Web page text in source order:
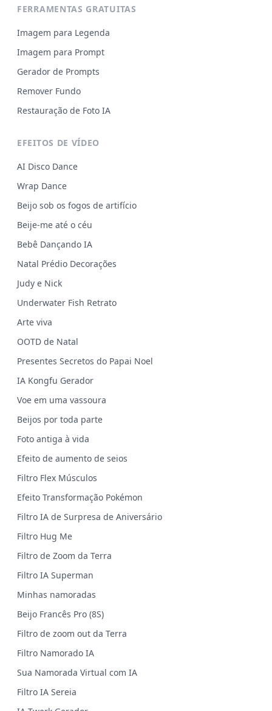
FERRAMENTAS GRATUITAS
Imagem para Legenda
Imagem para Prompt
Gerador de Prompts
Remover Fundo
Restauração de Foto IA
EFEITOS DE VÍDEO
AI Disco Dance
Wrap Dance
Beijo sob os fogos de artifício
Beije-me até o céu
Bebê Dançando IA
Natal Prédio Decorações
Judy e Nick
Underwater Fish Retrato
Arte viva
OOTD de Natal
Presentes Secretos do Papai Noel
IA Kongfu Gerador
Voe em uma vassoura
Beijos por toda parte
Foto antiga à vida
Efeito de aumento de seios
Filtro Flex Músculos
Efeito Transformação Pokémon
Filtro IA de Surpresa de Aniversário
Filtro Hug Me
Filtro de Zoom da Terra
Filtro IA Superman
Minhas namoradas
Beijo Francês Pro (8S)
Filtro de zoom out da Terra
Filtro Namorado IA
Sua Namorada Virtual com IA
Filtro IA Sereia